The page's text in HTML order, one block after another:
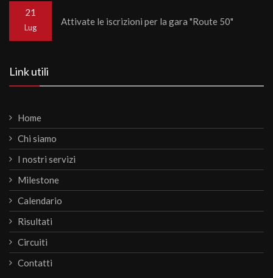
21
Lug
Attivate le iscrizioni per la gara "Route 50"
Link utili
Home
Chi siamo
I nostri servizi
Milestone
Calendario
Risultati
Circuiti
Contatti